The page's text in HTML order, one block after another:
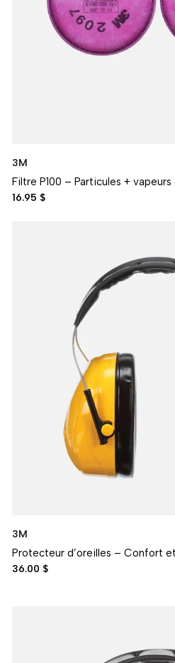
3M
Filtre P100 – Particules +
16.95 $
3M
Protecteur d’oreilles – Confort
36.00 $